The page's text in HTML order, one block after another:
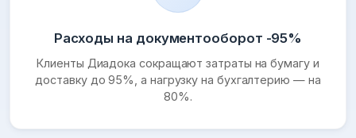
Расходы на документооборот -95%
Клиенты Диадока сокращают затраты на бумагу и
доставку до 95%, а нагрузку на бухгалтерию — на
80%.